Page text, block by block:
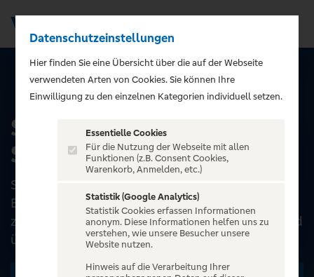
ALLE EVENTS
SCHILLER -
Sommerklang 2026
SCHILLER – Der Soundvisionär des Global Pop
Elf Top-10-Alben, davon neun auf Platz 1,
zahlreiche Gold- und Platinauszeichnungen und
über sieben Millio...
Datenschutzeinstellungen
Hier finden Sie eine Übersicht über die auf der Webseite
verwendeten Arten von Cookies. Sie können Ihre
Einwilligung zu den einzelnen Kategorien individuell setzen.
Essentielle Cookies
Für die Nutzung der Webseite mit allen
Funktionen (z.B. Consent Cookies,
Warenkorb, Anmelden, etc.)
Statistik (Google Analytics)
Statistik Cookies erfassen Informationen
anonym. Diese Informationen helfen uns zu
verstehen, wie unsere Besucher unsere
Website nutzen.
Hinweis auf die Verarbeitung Ihrer